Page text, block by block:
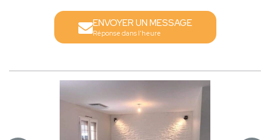
ENVOYER UN MESSAGE
Réponse dans l'heure